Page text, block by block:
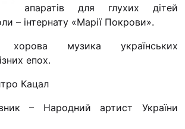
Футбольна команда
Кулінарний гурток
Іконописна школа
Одна церква – одна
одна родина
апаратів для глухих дітей
– інтернату «Марії Покрови».
музика українських
епох.
Кацал
– Народний артист України